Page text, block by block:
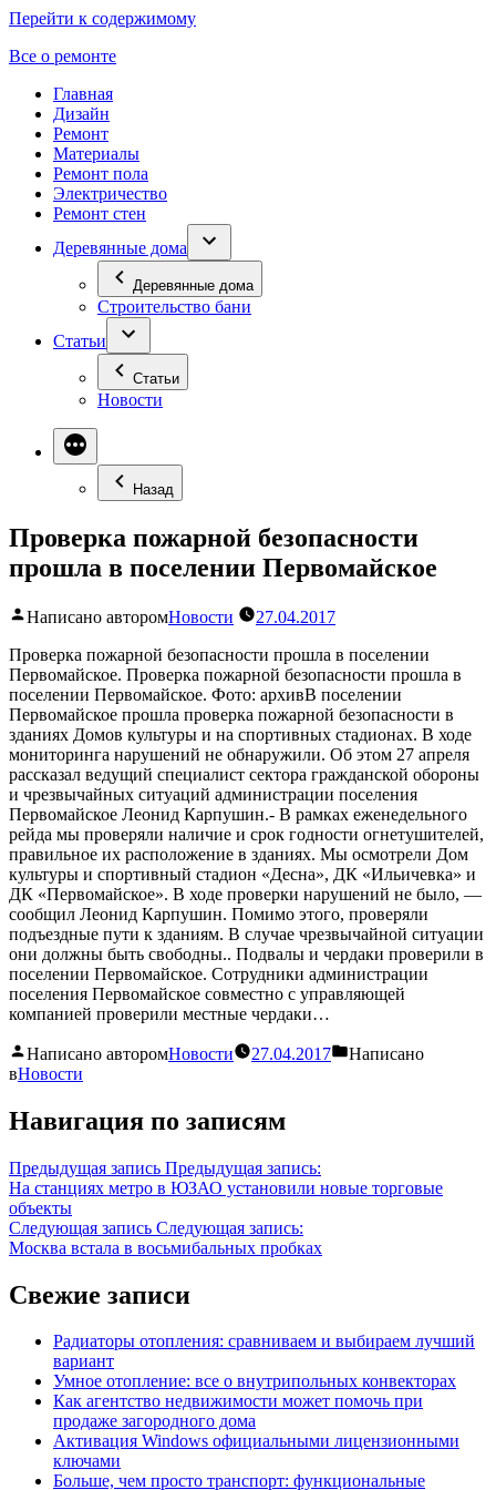
Перейти к содержимому
Все о ремонте
Главная
Дизайн
Ремонт
Материалы
Ремонт пола
Электричество
Ремонт стен
Деревянные дома
Деревянные дома
Строительство бани
Статьи
Статьи
Новости
Назад
Проверка пожарной безопасности
прошла в поселении Первомайское
Написано авторомНовости
27.04.2017
Проверка пожарной безопасности прошла в поселении
Первомайское. Проверка пожарной безопасности прошла в
поселении Первомайское. Фото: архивВ поселении
Первомайское прошла проверка пожарной безопасности в
зданиях Домов культуры и на спортивных стадионах. В ходе
мониторинга нарушений не обнаружили. Об этом 27 апреля
рассказал ведущий специалист сектора гражданской обороны
и чрезвычайных ситуаций администрации поселения
Первомайское Леонид Карпушин.- В рамках еженедельного
рейда мы проверяли наличие и срок годности огнетушителей,
правильное их расположение в зданиях. Мы осмотрели Дом
культуры и спортивный стадион «Десна», ДК «Ильичевка» и
ДК «Первомайское». В ходе проверки нарушений не было, —
сообщил Леонид Карпушин. Помимо этого, проверяли
подъездные пути к зданиям. В случае чрезвычайной ситуации
они должны быть свободны.. Подвалы и чердаки проверили в
поселении Первомайское. Сотрудники администрации
поселения Первомайское совместно с управляющей
компанией проверили местные чердаки…
Написано авторомНовости 27.04.2017
Написано
вНовости
Навигация по записям
Предыдущая запись Предыдущая запись:
На станциях метро в ЮЗАО установили новые торговые
объекты
Следующая запись Следующая запись:
Москва встала в восьмибальных пробках
Свежие записи
Радиаторы отопления: сравниваем и выбираем лучший
вариант
Умное отопление: все о внутрипольных конвекторах
Как агентство недвижимости может помочь при
продаже загородного дома
Активация Windows официальными лицензионными
ключами
Больше, чем просто транспорт: функциональные